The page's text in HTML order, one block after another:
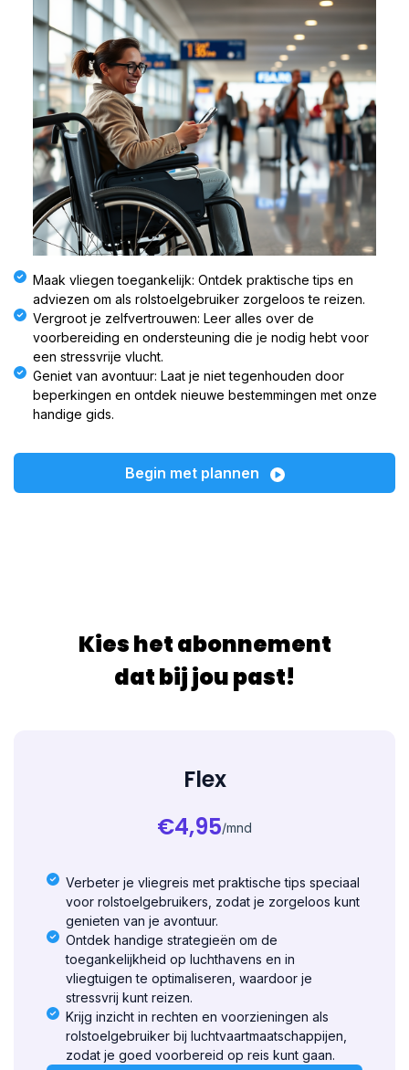
Maak vliegen toegankelijk: Ontdek praktische tips en
adviezen om als rolstoelgebruiker zorgeloos te reizen.
Vergroot je zelfvertrouwen: Leer alles over de
voorbereiding en ondersteuning die je nodig hebt voor
een stressvrije vlucht.
Geniet van avontuur: Laat je niet tegenhouden door
beperkingen en ontdek nieuwe bestemmingen met onze
handige gids.
Begin met plannen
Kies het abonnement
dat bij jou past!
Flex
€4,95/mnd
Verbeter je vliegreis met praktische tips speciaal
voor rolstoelgebruikers, zodat je zorgeloos kunt
genieten van je avontuur.
Ontdek handige strategieën om de
toegankelijkheid op luchthavens en in
vliegtuigen te optimaliseren, waardoor je
stressvrij kunt reizen.
Krijg inzicht in rechten en voorzieningen als
rolstoelgebruiker bij luchtvaartmaatschappijen,
zodat je goed voorbereid op reis kunt gaan.